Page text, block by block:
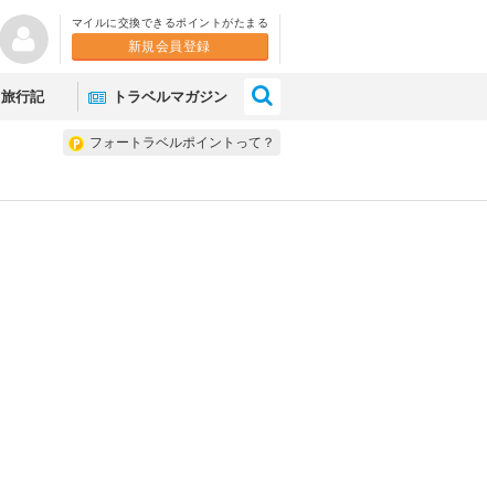
マイルに交換できるポイントがたまる
新規会員登録
旅行記 トラベルマガジン
フォートラベルポイントって？